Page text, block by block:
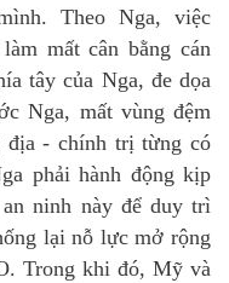
Theo Nga, việc
mất cân bằng cán
tây của Nga, đe dọa
Nga, mất vùng đệm
địa - chính trị từng có
phải hành động kịp
ninh này để duy trì
lại nỗ lực mở rộng
Trong khi đó, Mỹ và